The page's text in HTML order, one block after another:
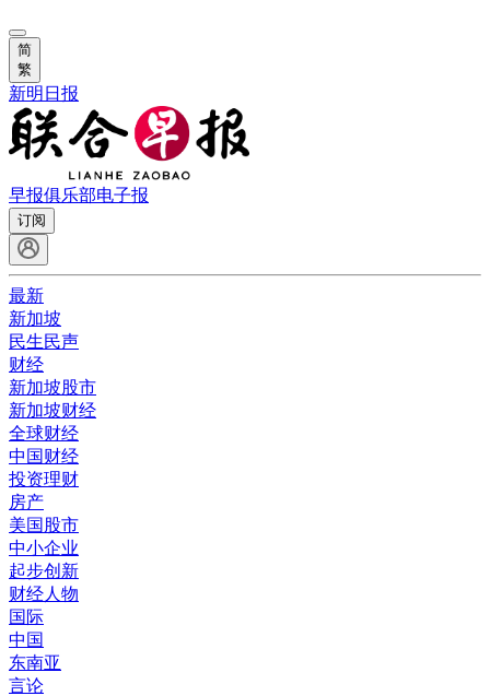
简
繁
新明日报
早报俱乐部电子报
订阅
最新
新加坡
民生民声
财经
新加坡股市
新加坡财经
全球财经
中国财经
投资理财
房产
美国股市
中小企业
起步创新
财经人物
国际
中国
东南亚
言论